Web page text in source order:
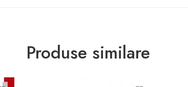
Produse similare